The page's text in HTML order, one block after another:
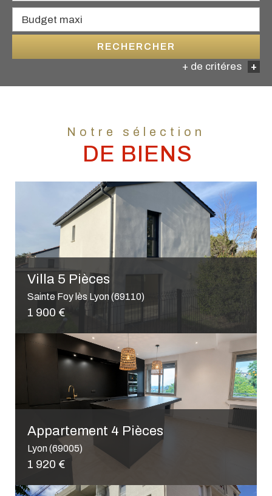
RECHERCHER
+ de critéres +
Notre sélection
DE BIENS
Appartement 2 Pièces
Lyon (69005)
240 000 €
Appartement 1 Pièce
Lyon (69002)
185 000 €